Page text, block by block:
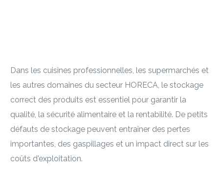
Dans les cuisines professionnelles, les supermarchés et
les autres domaines du secteur HORECA, le stockage
correct des produits est essentiel pour garantir la
qualité, la sécurité alimentaire et la rentabilité. De petits
défauts de stockage peuvent entraîner des pertes
importantes, des gaspillages et un impact direct sur les
coûts d'exploitation.